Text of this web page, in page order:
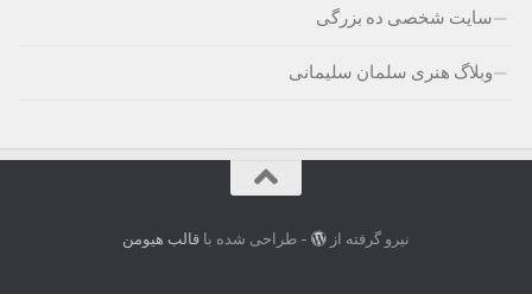
سایت شخصی ده بزرگی
وبلاگ هنری سلمان سلیمانی
نیرو گرفته از - طراحی شده باقالب هیومن